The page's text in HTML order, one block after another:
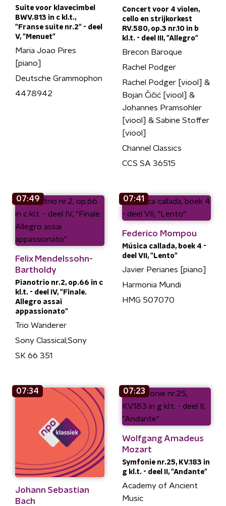
Suite voor klavecimbel
BWV.813 in c kl.t.,
"Franse suite nr.2" - deel
V, "Menuet"
Maria Joao Pires
[piano]
Deutsche Grammophon
4478942
Concert voor 4 violen,
cello en strijkorkest
RV.580, op.3 nr.10 in b
kl.t. - deel III, "Allegro"
Brecon Baroque
Rachel Podger
Rachel Podger [viool] &
Bojan Čičić [viool] &
Johannes Pramsohler
[viool] & Sabine Stoffer
[viool]
Channel Classics
CCS SA 36515
07:49
Felix Mendelssohn-
Bartholdy
Pianotrio nr.2, op.66 in c
kl.t. - deel IV, "Finale.
Allegro assai
appassionato"
Trio Wanderer
Sony Classical;Sony
SK 66 351
07:41
Federico Mompou
Música callada, boek 4 -
deel VII, "Lento"
Javier Perianes [piano]
Harmonia Mundi
HMG 507070
07:34
Johann Sebastian
Bach
07:23
Wolfgang Amadeus
Mozart
Symfonie nr.25, KV.183 in
g kl.t. - deel II, "Andante"
Academy of Ancient
Music